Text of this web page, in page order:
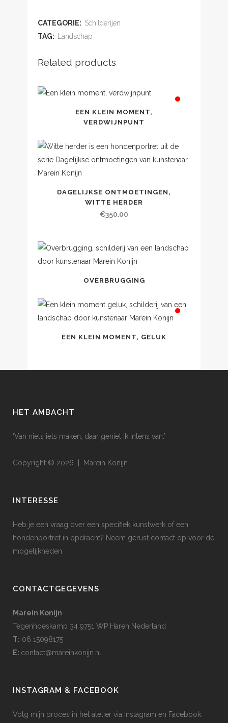
CATEGORIE: Schilderijen
TAG:
Landschap
Related products
EEN KLEIN MOMENT,
VERDWIJNPUNT
DAGELIJKSE ONTMOETINGEN,
WITTE HERDER
€350.00
OVERBRUGGING
EEN KLEIN MOMENT, GELUK
HET AMBACHT
‘Van niets iets maken, daar geniet ik intens van.’
Copyright © 2026 | Marein Konijn
INTERESSE
Heb je een vraag over een specifiek kunstwerk of een
hondenportret in opdracht? Neem gerust contact op voor de
mogelijkheden.
CONTACTGEGEVENS
Marein Konijn
Tegenhoeskamp 34 9751 WP Haren Nederland
T: 06 15098175
E: contact@mareinkonijn.nl
INSTAGRAM & FACEBOOK
Volg mijn proces in het atelier via Instagram en Facebook.